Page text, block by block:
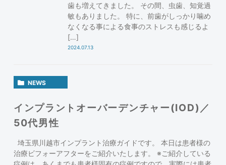
歯も増えてきました。 その間、虫歯、知覚過
敏もありました。 特に、前歯がしっかり噛め
なくなる事による食事のストレスも感じるよ
[…]
2024.07.13
NEWS
インプラントオーバーデンチャー(IOD)／
50代男性
埼玉県川越市インプラント治療ガイドです。 本日は患者様の
治療ビフォーアフターをご紹介いたします。 ※ご紹介している